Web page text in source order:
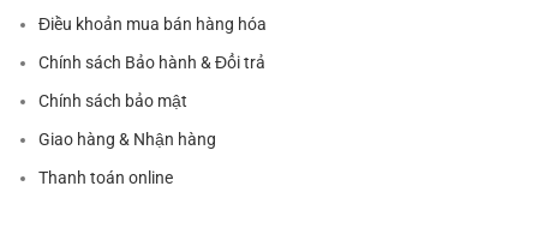
Điều khoản mua bán hàng hóa
Chính sách Bảo hành & Đổi trả
Chính sách bảo mật
Giao hàng & Nhận hàng
Thanh toán online